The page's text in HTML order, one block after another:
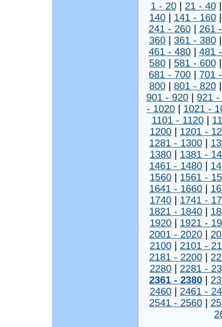
1 - 20| 21 - 40
140| 141 - 160
241 - 260| 261
360| 361 - 380
461 - 480| 481
580| 581 - 600
681 - 700| 701
800| 801 - 820
901 - 920
921 -
- 1020
1021 -
1101 - 1120|
1200
1201 -
1281 - 1300
1380
1381 -
1461 - 1480
1560
1561 -
1641 - 1660
1740
1741 -
1821 - 1840
1920
1921 -
2001 - 2020
2100
2101 -
2181 - 2200
2280
2281 -
2361 - 2380
2460
2461 -
2541 - 2560